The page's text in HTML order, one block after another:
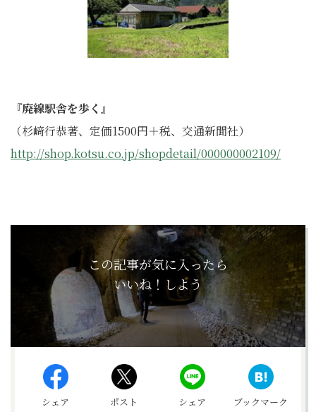
『廃線駅舎を歩く』
（杉﨑行恭著、定価1500円＋税、交通新聞社）
http://shop.kotsu.co.jp/shopdetail/000000002109/
この記事が気に入ったら
いいね！しよう
シェア ポスト シェア ブックマーク